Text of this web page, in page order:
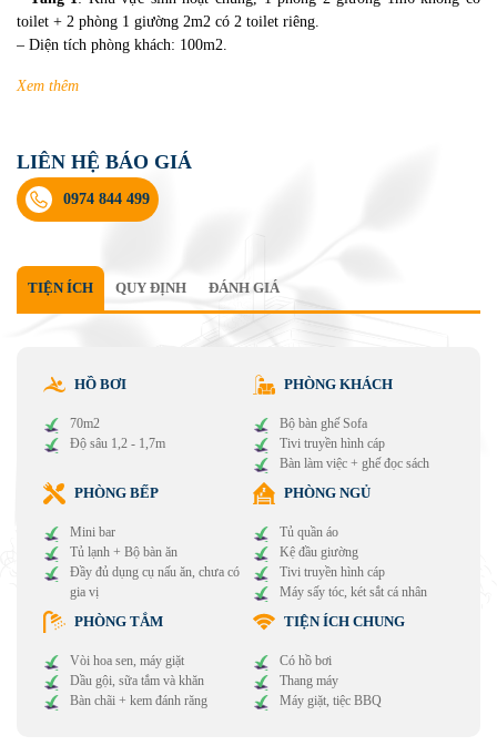
toilet + 2 phòng 1 giường 2m2 có 2 toilet riêng.
– Diện tích phòng khách: 100m2.
– Hồ bơi chung: 70m2, độ sâu 1,2 – 1,7m.
– Sức chứa tối đa: 14 người > 12 tuổi + 4 trẻ < 6 tuổi.
– Vị trí: nằm ngay trung tâm thành phố Nha Trang và cách bãi biển
khoảng 300m.
Xem thêm
LIÊN HỆ BÁO GIÁ
0974 844 499
TIỆN ÍCH QUY ĐỊNH ĐÁNH GIÁ
HỒ BƠI
70m2
Độ sâu 1,2 - 1,7m
PHÒNG KHÁCH
Bộ bàn ghế Sofa
Tivi truyền hình cáp
Bàn làm việc + ghế đọc sách
PHÒNG BẾP
Mini bar
Tủ lạnh + Bộ bàn ăn
Đầy đủ dụng cụ nấu ăn, chưa có
gia vị
PHÒNG NGỦ
Tủ quần áo
Kệ đầu giường
Tivi truyền hình cáp
Máy sấy tóc, két sắt cá nhân
PHÒNG TẮM
Vòi hoa sen, máy giặt
Dầu gội, sữa tắm và khăn
Bàn chãi + kem đánh răng
TIỆN ÍCH CHUNG
Có hồ bơi
Thang máy
Máy giặt, tiệc BBQ